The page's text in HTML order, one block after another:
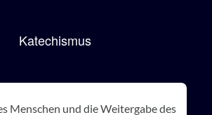
Katechismus
Menschen und die Weitergabe des